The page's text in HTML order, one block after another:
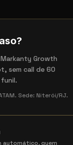
Growth
sem call de 60
Sede: Niterói/RJ.
automático, quem